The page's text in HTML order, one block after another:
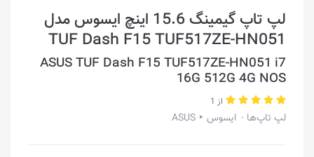
لپ تاپ گیمینگ 15.6 اینچ ایسوس مدل
TUF Dash F15 TUF517ZE-HN051
ASUS TUF Dash F15 TUF517ZE-HN051 i7
16G 512G 4G NOS
از 1
لپ تاپ‌ها ایسوس ‣ ASUS